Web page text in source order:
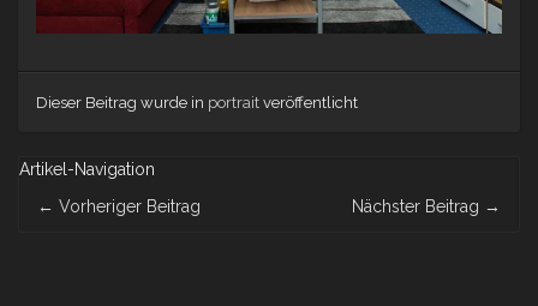
Dieser Beitrag wurde in portrait veröffentlicht
Artikel-Navigation
← Vorheriger Beitrag Nächster Beitrag →